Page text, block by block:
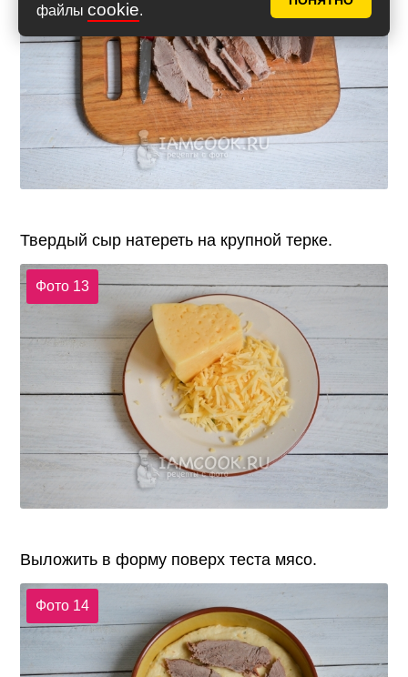
файлы cookie.
Твердый сыр натереть на крупной терке.
Фото 13
Выложить в форму поверх теста мясо.
Фото 14